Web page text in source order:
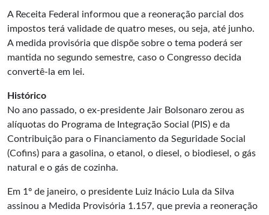
A Receita Federal informou que a reoneração parcial dos
impostos terá validade de quatro meses, ou seja, até junho.
A medida provisória que dispõe sobre o tema poderá ser
mantida no segundo semestre, caso o Congresso decida
convertê-la em lei.
Histórico
No ano passado, o ex-presidente Jair Bolsonaro zerou as
alíquotas do Programa de Integração Social (PIS) e da
Contribuição para o Financiamento da Seguridade Social
(Cofins) para a gasolina, o etanol, o diesel, o biodiesel, o gás
natural e o gás de cozinha.
Em 1º de janeiro, o presidente Luiz Inácio Lula da Silva
assinou a Medida Provisória 1.157, que previa a reoneração